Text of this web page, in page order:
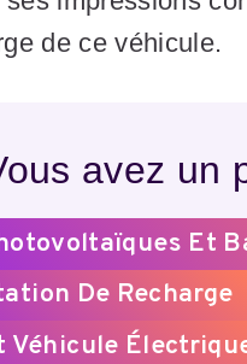
de ce véhicule.
avez un
Et
De Recharge
Véhicule